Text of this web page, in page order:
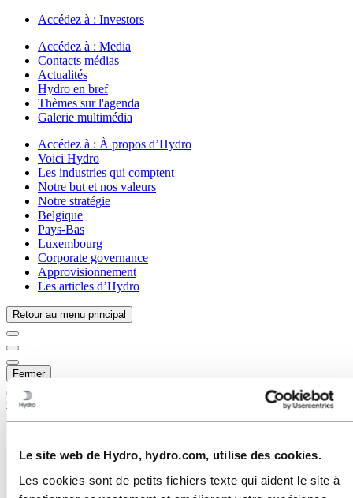
Le site web de Hydro, hydro.com, utilise des cookies.
Les cookies sont de petits fichiers texte qui aident le site à
Accédez à : Investors
Accédez à : Media
Contacts médias
Actualités
Hydro en bref
Thèmes sur l'agenda
Galerie multimédia
Accédez à : À propos d’Hydro
Voici Hydro
Les industries qui comptent
Notre but et nos valeurs
Notre stratégie
Belgique
Pays-Bas
Luxembourg
Corporate governance
Approvisionnement
Les articles d’Hydro
Retour au menu principal
Fermer
Carrières
La vie chez Hydro
Approvisionnement